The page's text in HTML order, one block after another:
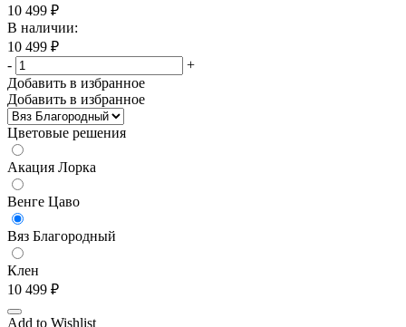
10 499 ₽
В наличии:
10 499 ₽
-
+
Добавить в избранное
Добавить в избранное
Цветовые решения
Акация Лорка
Венге Цаво
Вяз Благородный
Клен
10 499 ₽
Add to Wishlist